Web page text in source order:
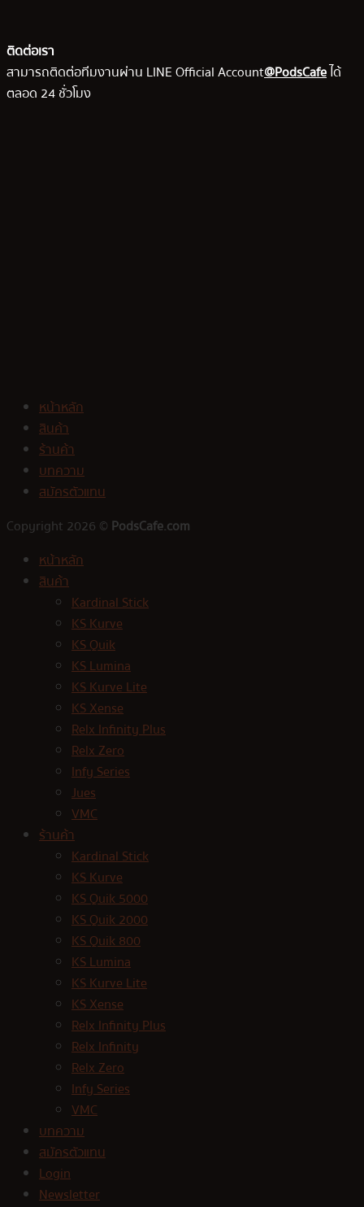
ติดต่อเรา
สามารถติดต่อทีมงานผ่าน LINE Official Account@PodsCafeได้
ตลอด 24 ชั่วโมง
หน้าหลัก
สินค้า
ร้านค้า
บทความ
สมัครตัวแทน
Copyright 2026 © PodsCafe.com
หน้าหลัก
สินค้า
Kardinal Stick
KS Kurve
KS Quik
KS Lumina
KS Kurve Lite
KS Xense
Relx Infinity Plus
Relx Zero
Infy Series
Jues
VMC
ร้านค้า
Kardinal Stick
KS Kurve
KS Quik 5000
KS Quik 2000
KS Quik 800
KS Lumina
KS Kurve Lite
KS Xense
Relx Infinity Plus
Relx Infinity
Relx Zero
Infy Series
VMC
บทความ
สมัครตัวแทน
Login
Newsletter